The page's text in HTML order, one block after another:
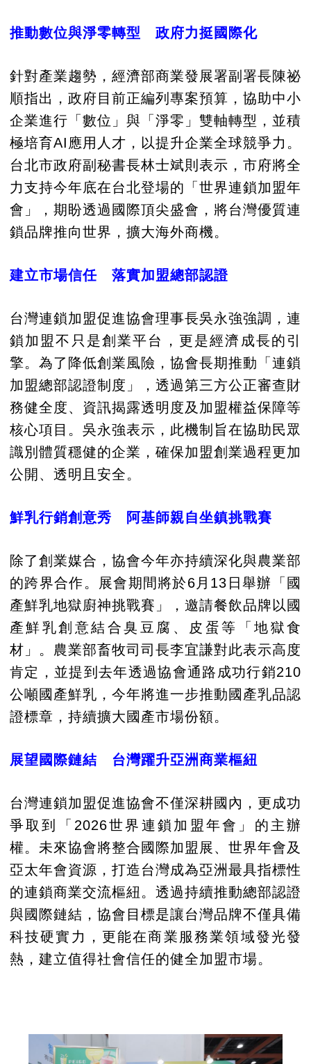
推動數位與淨零轉型 政府力挺國際化
針對產業趨勢，經濟部商業發展署副署長陳祕
順指出，政府目前正編列專案預算，協助中小
企業進行「數位」與「淨零」雙軸轉型，並積
極培育AI應用人才，以提升企業全球競爭力。
台北市政府副秘書長林士斌則表示，市府將全
力支持今年底在台北登場的「世界連鎖加盟年
會」，期盼透過國際頂尖盛會，將台灣優質連
鎖品牌推向世界，擴大海外商機。
建立市場信任 落實加盟總部認證
台灣連鎖加盟促進協會理事長吳永強強調，連
鎖加盟不只是創業平台，更是經濟成長的引
擎。為了降低創業風險，協會長期推動「連鎖
加盟總部認證制度」，透過第三方公正審查財
務健全度、資訊揭露透明度及加盟權益保障等
核心項目。吳永強表示，此機制旨在協助民眾
識別體質穩健的企業，確保加盟創業過程更加
公開、透明且安全。
鮮乳行銷創意秀 阿基師親自坐鎮挑戰賽
除了創業媒合，協會今年亦持續深化與農業部
的跨界合作。展會期間將於6月13日舉辦「國
產鮮乳地獄廚神挑戰賽」，邀請餐飲品牌以國
產鮮乳創意結合臭豆腐、皮蛋等「地獄食
材」。農業部畜牧司司長李宜謙對此表示高度
肯定，並提到去年透過協會通路成功行銷210
公噸國產鮮乳，今年將進一步推動國產乳品認
證標章，持續擴大國產市場份額。
展望國際鏈結 台灣躍升亞洲商業樞紐
台灣連鎖加盟促進協會不僅深耕國內，更成功
爭取到「2026世界連鎖加盟年會」的主辦
權。未來協會將整合國際加盟展、世界年會及
亞太年會資源，打造台灣成為亞洲最具指標性
的連鎖商業交流樞紐。透過持續推動總部認證
與國際鏈結，協會目標是讓台灣品牌不僅具備
科技硬實力，更能在商業服務業領域發光發
熱，建立值得社會信任的健全加盟市場。